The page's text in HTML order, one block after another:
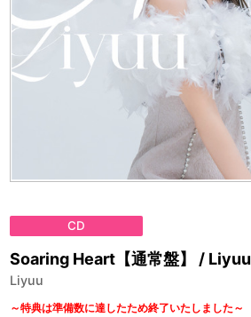
CD
Soaring Heart【通常盤】 / Liyuu
Liyuu
～特典は準備数に達したため終了いたしました～